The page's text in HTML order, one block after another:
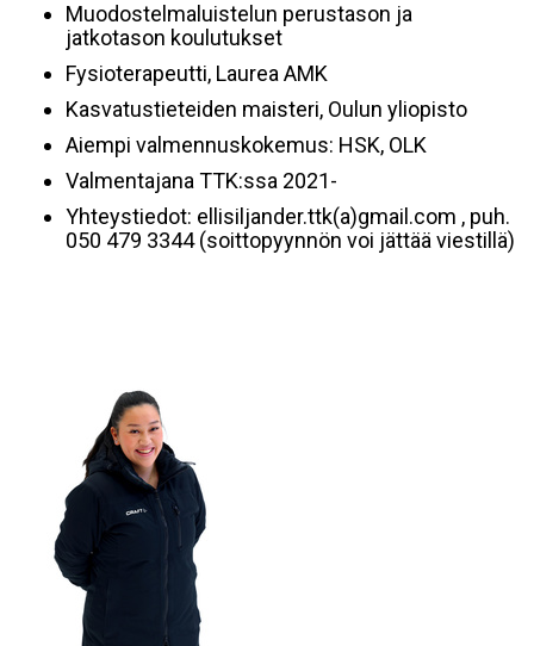
Muodostelmaluistelun perustason ja
jatkotason koulutukset
Fysioterapeutti, Laurea AMK
Kasvatustieteiden maisteri, Oulun yliopisto
Aiempi valmennuskokemus: HSK, OLK
Valmentajana TTK:ssa 2021-
Yhteystiedot: ellisiljander.ttk(a)gmail.com , puh.
050 479 3344(soittopyynnön voi jättää viestillä)